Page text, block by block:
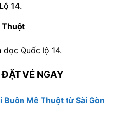
14.
Thuột
Quốc lộ 14.
VÉ NGAY
Buôn Mê Thuột từ Sài Gòn